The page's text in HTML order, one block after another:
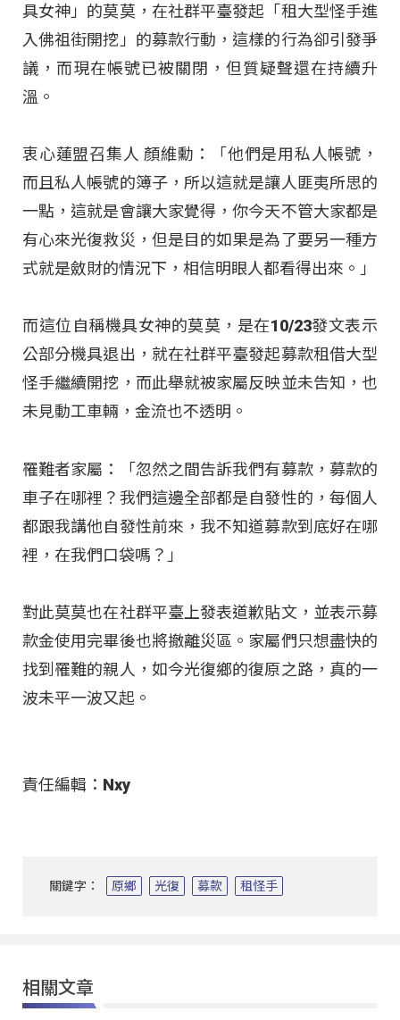
具女神」的莫莫，在社群平臺發起「租大型怪手進
入佛祖街開挖」的募款行動，這樣的行為卻引發爭
議，而現在帳號已被關閉，但質疑聲還在持續升
溫。
衷心蓮盟召集人 顏維勳：「他們是用私人帳號，
而且私人帳號的簿子，所以這就是讓人匪夷所思的
一點，這就是會讓大家覺得，你今天不管大家都是
有心來光復救災，但是目的如果是為了要另一種方
式就是斂財的情況下，相信明眼人都看得出來。」
而這位自稱機具女神的莫莫，是在10/23發文表示
公部分機具退出，就在社群平臺發起募款租借大型
怪手繼續開挖，而此舉就被家屬反映並未告知，也
未見動工車輛，金流也不透明。
罹難者家屬：「忽然之間告訴我們有募款，募款的
車子在哪裡？我們這邊全部都是自發性的，每個人
都跟我講他自發性前來，我不知道募款到底好在哪
裡，在我們口袋嗎？」
對此莫莫也在社群平臺上發表道歉貼文，並表示募
款金使用完畢後也將撤離災區。家屬們只想盡快的
找到罹難的親人，如今光復鄉的復原之路，真的一
波未平一波又起。
責任編輯：Nxy
關鍵字： 原鄉 光復 募款 租怪手
相關文章